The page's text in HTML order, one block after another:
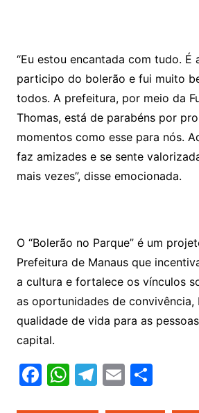
“Eu estou encantada com tudo. É
participo do bolerão e fui muito
todos. A prefeitura, por meio da
Thomas, está de parabéns por
momentos como esse para nós.
faz amizades e se sente
mais vezes”, disse emocionada.
O “Bolerão no Parque” é um
Prefeitura de Manaus que
a cultura e fortalece os vínculos
as oportunidades de convivência,
qualidade de vida para as
capital.
F W T E S